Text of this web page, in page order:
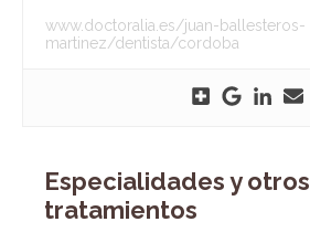
www.doctoralia.es/juan-ballesteros-
martinez/dentista/cordoba
Especialidades y otros
tratamientos